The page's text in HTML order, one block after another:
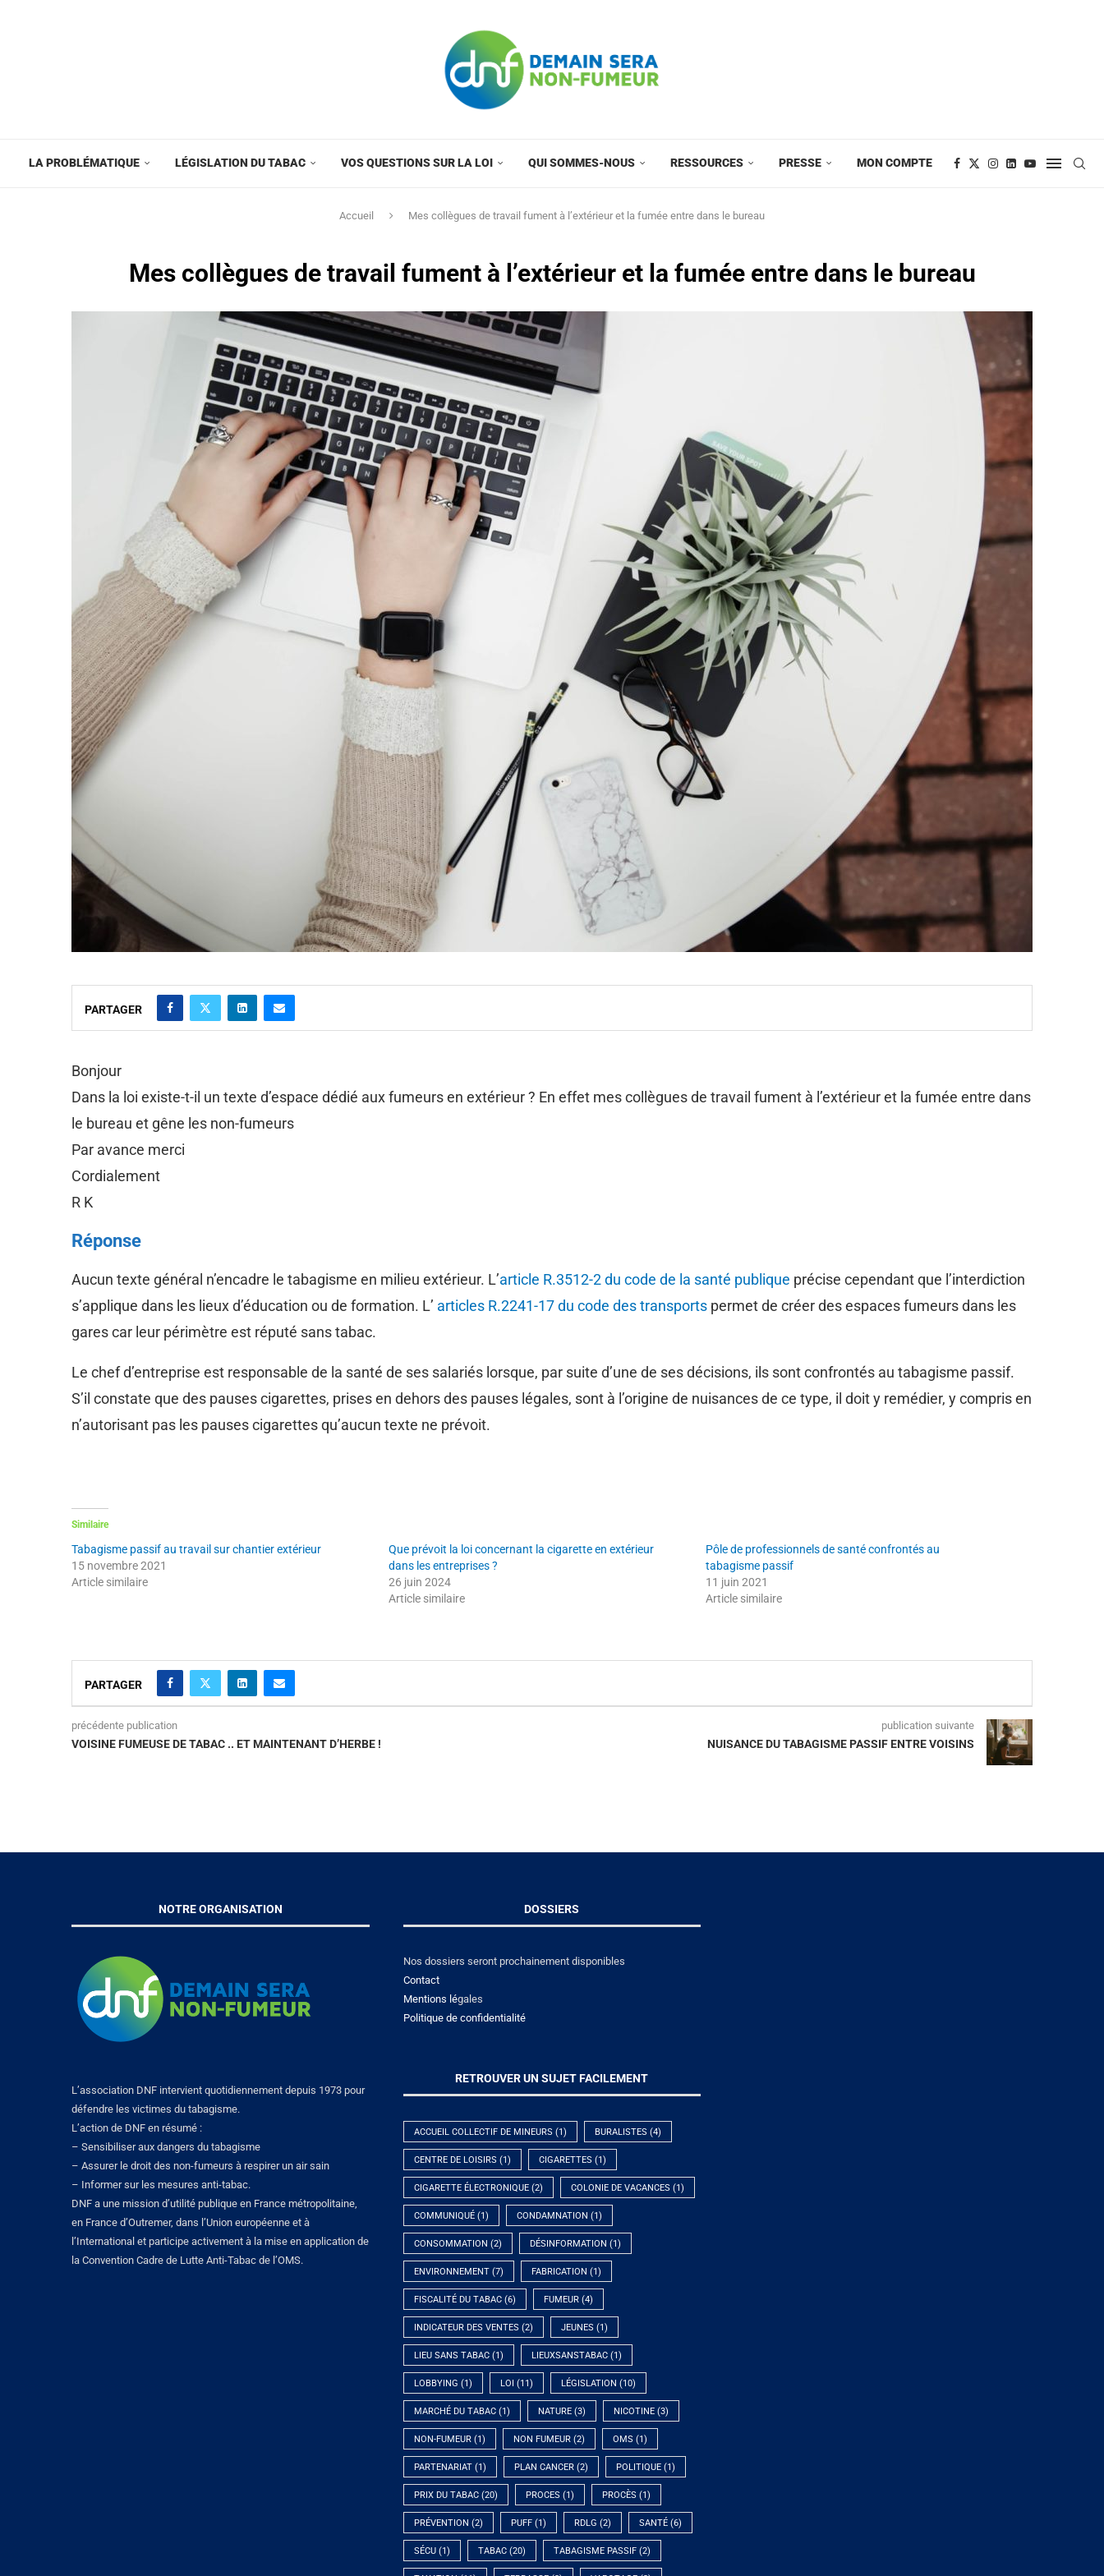
LA PROBLÉMATIQUE LÉGISLATION DU TABAC VOS QUESTIONS SUR LA LOI QUI SOMMES-NOUS RESSOURCES PRESSE MON COMPTE
Accueil Mes collègues de travail fument à l’extérieur et la fumée entre dans le bureau
Mes collègues de travail fument à l’extérieur et la fumée entre dans le bureau
PARTAGER
Bonjour
Dans la loi existe-t-il un texte d’espace dédié aux fumeurs en extérieur ? En effet mes collègues de travail fument à l’extérieur et la fumée entre dans
le bureau et gêne les non-fumeurs
Par avance merci
Cordialement
R K
Réponse
Aucun texte général n’encadre le tabagisme en milieu extérieur. L’article R.3512-2 du code de la santé publique précise cependant que l’interdiction
s’applique dans les lieux d’éducation ou de formation. L’ articles R.2241-17 du code des transports permet de créer des espaces fumeurs dans les
gares car leur périmètre est réputé sans tabac.
Le chef d’entreprise est responsable de la santé de ses salariés lorsque, par suite d’une de ses décisions, ils sont confrontés au tabagisme passif.
S’il constate que des pauses cigarettes, prises en dehors des pauses légales, sont à l’origine de nuisances de ce type, il doit y remédier, y compris en
n’autorisant pas les pauses cigarettes qu’aucun texte ne prévoit.
Similaire
Tabagisme passif au travail sur chantier extérieur
15 novembre 2021
Article similaire
Que prévoit la loi concernant la cigarette en extérieur
dans les entreprises ?
26 juin 2024
Article similaire
Pôle de professionnels de santé confrontés au
tabagisme passif
11 juin 2021
Article similaire
PARTAGER
précédente publication
VOISINE FUMEUSE DE TABAC .. ET MAINTENANT D’HERBE !
publication suivante
NUISANCE DU TABAGISME PASSIF ENTRE VOISINS
NOTRE ORGANISATION
L’association DNF intervient quotidiennement depuis 1973 pour
défendre les victimes du tabagisme.
L’action de DNF en résumé :
– Sensibiliser aux dangers du tabagisme
– Assurer le droit des non-fumeurs à respirer un air sain
– Informer sur les mesures anti-tabac.
DNF a une mission d’utilité publique en France métropolitaine,
en France d’Outremer, dans l’Union européenne et à
l’International et participe activement à la mise en application de
la Convention Cadre de Lutte Anti-Tabac de l’OMS.
DOSSIERS
Nos dossiers seront prochainement disponibles
Contact
Mentions légales
Politique de confidentialité
RETROUVER UN SUJET FACILEMENT
ACCUEIL COLLECTIF DE MINEURS (1) BURALISTES (4)
CENTRE DE LOISIRS (1) CIGARETTES (1)
CIGARETTE ÉLECTRONIQUE(2) COLONIE DE VACANCES (1)
COMMUNIQUÉ(1) CONDAMNATION (1)
CONSOMMATION (2) DÉSINFORMATION (1)
ENVIRONNEMENT(7) FABRICATION (1)
FISCALITÉ DU TABAC(6) FUMEUR(4)
INDICATEUR DES VENTES (2) JEUNES (1)
LIEU SANS TABAC(1) LIEUXSANSTABAC(1)
LOBBYING (1) LOI (11) LÉGISLATION (10)
MARCHÉ DU TABAC(1) NATURE(3) NICOTINE(3)
NON-FUMEUR(1) NON FUMEUR(2) OMS (1)
PARTENARIAT(1) PLAN CANCER(2) POLITIQUE(1)
PRIX DU TABAC(20) PROCES (1) PROCÈS (1)
PRÉVENTION (2) PUFF(1) RDLG (2) SANTÉ(6)
SÉCU(1) TABAC(20) TABAGISME PASSIF(2)